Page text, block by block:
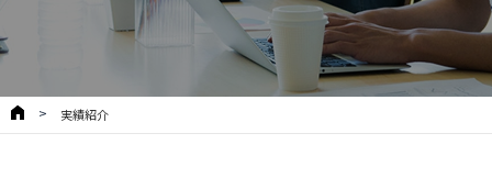
実績紹介